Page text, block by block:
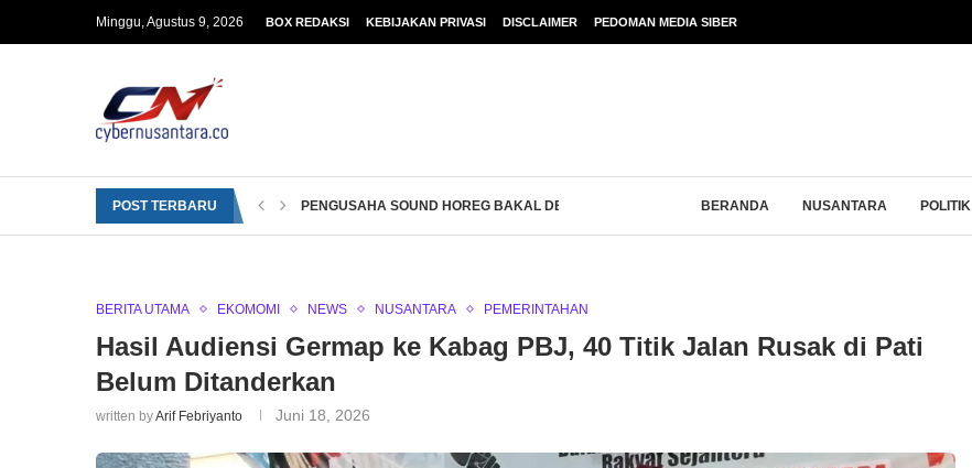
Minggu, Agustus 9, 2026 BOX REDAKSI KEBIJAKAN PRIVASI DISCLAIMER PEDOMAN MEDIA SIBER
POST TERBARU PENGUSAHA SOUND HOREG BAKAL DEMO CAMAT TAYU USAI...BERANDA NUSANTARA POLITIK
BERITA UTAMA EKOMOMI NEWS NUSANTARA PEMERINTAHAN
Hasil Audiensi Germap ke Kabag PBJ, 40 Titik Jalan Rusak di Pati
Belum Ditanderkan
written byArif Febriyanto Juni 18, 2026